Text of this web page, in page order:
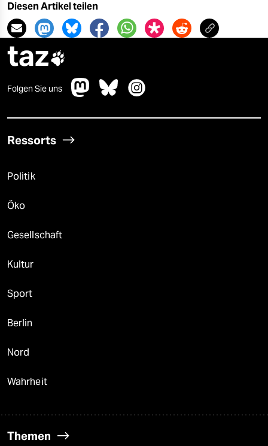
Diesen Artikel teilen
taz
Folgen Sie uns
Ressorts
Politik
Öko
Gesellschaft
Kultur
Sport
Berlin
Nord
Wahrheit
Themen